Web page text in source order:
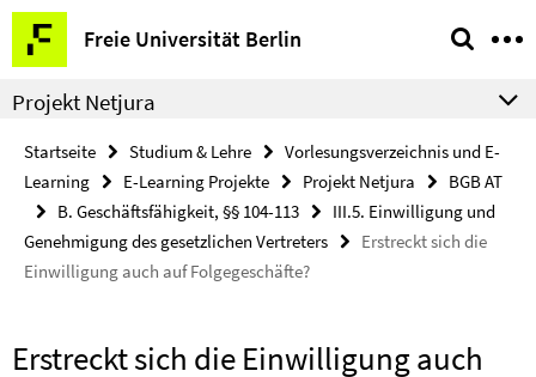
Springe
direkt
zu
Inhalt
Freie Universität Berlin
Service-
Navigation
Projekt Netjura
Startseite Studium & Lehre
Vorlesungsverzeichnis und E-
Learning
E-Learning Projekte Projekt Netjura
BGB AT
B. Geschäftsfähigkeit, §§ 104-113
III.5. Einwilligung und
Genehmigung des gesetzlichen Vertreters
Erstreckt sich die
Einwilligung auch auf Folgegeschäfte?
Erstreckt sich die Einwilligung auch